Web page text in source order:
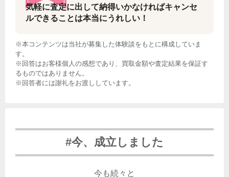
気軽に査定に出して納得いかなければキャンセ
ルできることは本当にうれしい！
※本コンテンツは当社が募集した体験談をもとに構成していま
す。
※回答はお客様個人の感想であり、買取金額や査定結果を保証す
るものではありません。
※回答者には謝礼をお渡ししています。
#今、成立しました
今も続々と